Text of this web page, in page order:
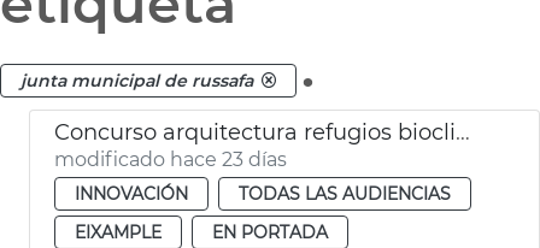
junta municipal de russafa .
Concurso arquitectura refugios bioclimáticos Russafa
modificado hace 23 días
INNOVACIÓN
TODAS LAS AUDIENCIAS
EIXAMPLE
EN PORTADA